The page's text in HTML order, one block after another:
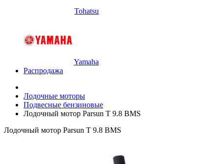
Tohatsu
Yamaha
Распродажа
Лодочные моторы
Подвесные бензиновые
Лодочный мотор Parsun T 9.8 BMS
Лодочный мотор Parsun T 9.8 BMS